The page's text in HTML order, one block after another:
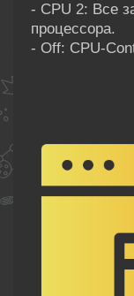
- CPU 2: Все
процессора.
- Off: CPU-